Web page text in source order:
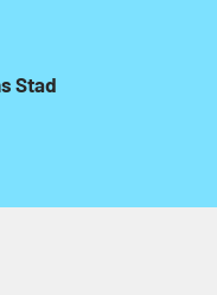
Stad